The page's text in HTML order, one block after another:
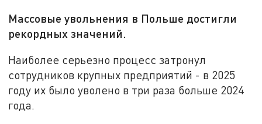
Массовые увольнения в Польше достигли
рекордных значений.
Наиболее серьезно процесс затронул
сотрудников крупных предприятий - в 2025
году их было уволено в три раза больше 2024
года.